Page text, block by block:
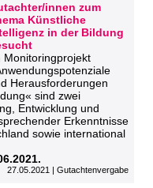
innen zum
Künstliche
in der Bildung
Monitoringprojekt
Herausforderungen
sind zwei
Entwicklung und
Erkenntnisse
sowie international
27.05.2021 | Gutachtenvergabe